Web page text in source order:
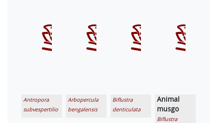
Antropora
subvespertilio
Arbopercula
bengalensis
Biflustra
denticulata
Animal
musgo
Biflustra